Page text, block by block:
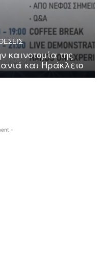
καινοτομία της
και Ηράκλειο
-